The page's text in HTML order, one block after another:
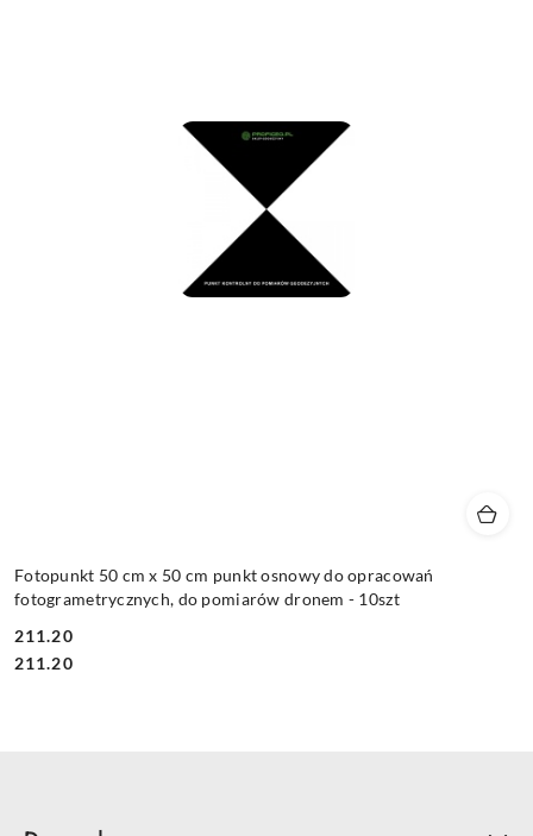
Fotopunkt 50 cm x 50 cm punkt osnowy do opracowań
fotogrametrycznych, do pomiarów dronem - 10szt
Cena:
211.20
Cena:
211.20